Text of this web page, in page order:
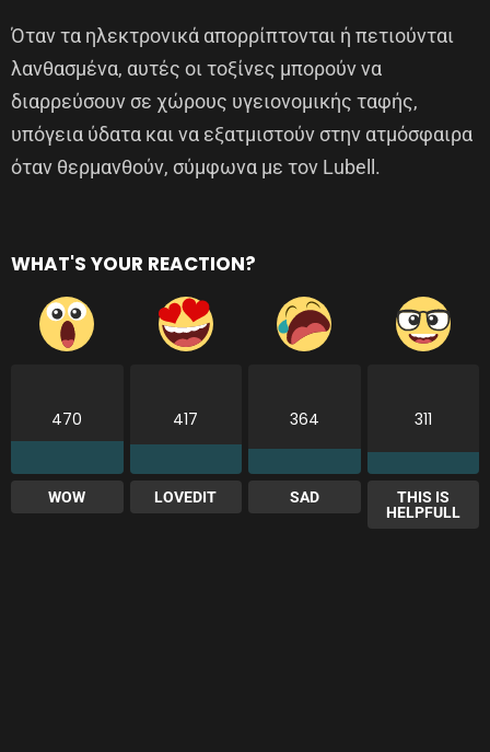
Όταν τα ηλεκτρονικά απορρίπτονται ή πετιούνται
λανθασμένα, αυτές οι τοξίνες μπορούν να
διαρρεύσουν σε χώρους υγειονομικής ταφής,
υπόγεια ύδατα και να εξατμιστούν στην ατμόσφαιρα
όταν θερμανθούν, σύμφωνα με τον Lubell.
WHAT'S YOUR REACTION?
470
WOW
417
LOVEDIT
364
SAD
311
THIS IS
HELPFULL